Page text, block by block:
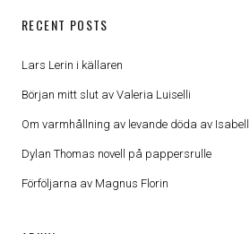
RECENT POSTS
Lars Lerin i källaren
Början mitt slut av Valeria Luiselli
Om varmhållning av levande döda av
Dylan Thomas novell på pappersrulle
Förföljarna av Magnus Florin